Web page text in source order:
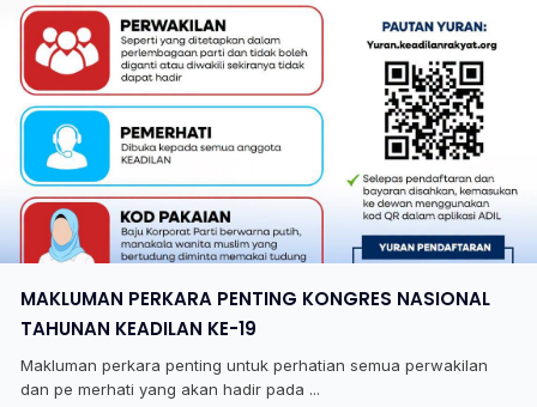
MAKLUMAN PERKARA PENTING KONGRES NASIONAL
TAHUNAN KEADILAN KE-19
Makluman perkara penting untuk perhatian semua perwakilan
dan pe merhati yang akan hadir pada ...